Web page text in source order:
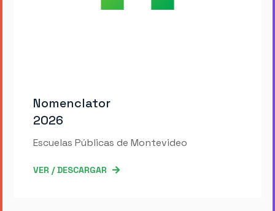
Nomenclator
2026
Escuelas Públicas de Montevideo
VER / DESCARGAR